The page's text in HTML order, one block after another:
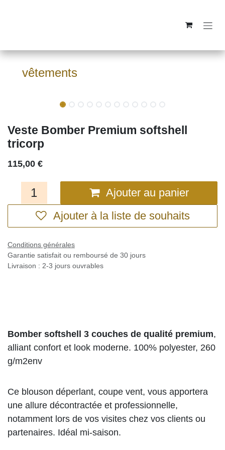
vêtements
Veste Bomber Premium softshell
tricorp
115,00 €
Ajouter au panier
Ajouter à la liste de souhaits
Conditions générales
Garantie satisfait ou remboursé de 30 jours
Livraison : 2-3 jours ouvrables
Bomber softshell 3 couches de qualité premium,
alliant confort et look moderne. 100% polyester, 260
g/m2env
Ce blouson déperlant, coupe vent, vous apportera
une allure décontractée et professionnelle,
notamment lors de vos visites chez vos clients ou
partenaires. Idéal mi-saison.